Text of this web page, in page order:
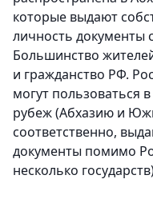
которые выдают
личность документы
Большинство
и гражданство РФ.
могут пользоваться
рубеж (Абхазию и
соответственно,
документы помимо
несколько